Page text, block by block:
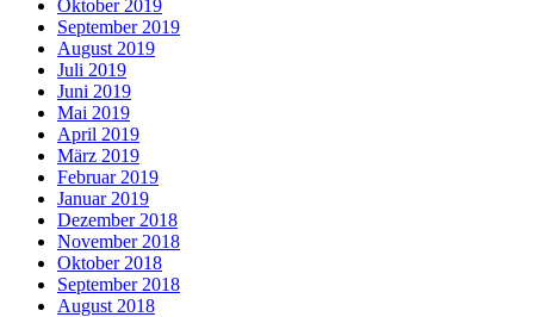
Oktober 2019
September 2019
August 2019
Juli 2019
Juni 2019
Mai 2019
April 2019
März 2019
Februar 2019
Januar 2019
Dezember 2018
November 2018
Oktober 2018
September 2018
August 2018